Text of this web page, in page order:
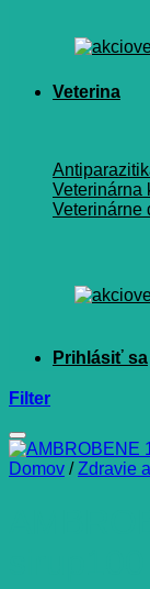
Veterina
Veterinárna
Veterinárne
Filter
Domov / Zdravie